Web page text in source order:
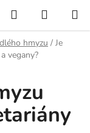
Hledat
KOŠÍK
hmyzu / Je
vegany?